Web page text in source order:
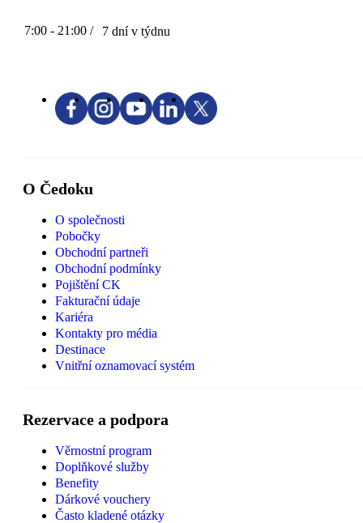
7:00 - 21:00 / 7 dní v týdnu
O Čedoku
O společnosti
Pobočky
Obchodní partneři
Obchodní podmínky
Pojištění CK
Fakturační údaje
Kariéra
Kontakty pro média
Destinace
Vnitřní oznamovací systém
Rezervace a podpora
Věrnostní program
Doplňkové služby
Benefity
Dárkové vouchery
Často kladené otázky